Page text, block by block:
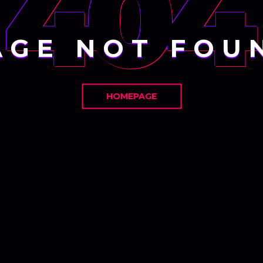
NOT
HOMEPAGE